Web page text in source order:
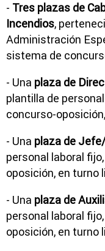
- Tres plazas de
Incendios,
Administración
sistema de
- Una plaza de
plantilla de
concurso-
- Una plaza de
personal laboral
oposición, en turno
- Una plaza de
personal laboral
oposición, en turno